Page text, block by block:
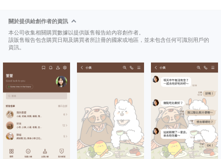
關於提供給創作者的資訊
本公司收集相關購買數據以提供販售報告給內容創作者。
該販售報告包含購買日期及購買者所註冊的國家或地區，並未包含任何可識別用戶的
資訊。